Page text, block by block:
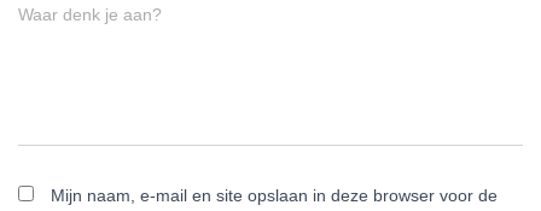
Waar denk je aan?
Mijn naam, e-mail en site opslaan in deze browser voor de